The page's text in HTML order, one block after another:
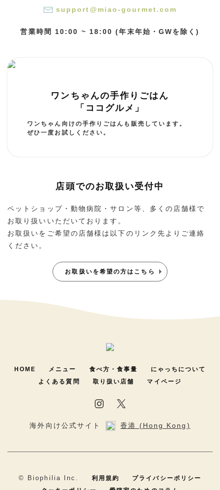
support@miao-gourmet.com
営業時間 10:00 ~ 18:00 (年末年始・GWを除く)
ワンちゃんの手作りごはん
「ココグルメ」
ワンちゃん向けの手作りごはんも販売しています。
ぜひ一度お試しください。
店頭でのお取扱い受付中
ペットショップ・動物病院・サロン等、多くの店舗様で
お取り扱いいただいております。
お取扱いをご希望の店舗様は以下のリンク先よりご連絡
ください。
お取扱いを希望の方はこちら
HOME メニュー 食べ方・食事量
にゃっちについて
よくある質問
取り扱い店舗 マイページ
海外向け公式サイト 香港 (Hong Kong)
©︎ Biophilia Inc. 利用規約
プライバシーポリシー